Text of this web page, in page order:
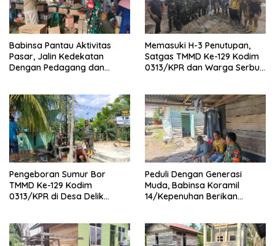
Babinsa Pantau Aktivitas
Pasar, Jalin Kedekatan
Dengan Pedagang dan
Memasuki H-3 Penutupan,
Satgas TMMD Ke-129 Kodim
0313/KPR dan Warga Serbu’
Pengeboran Sumur Bor
TMMD Ke-129 Kodim
0313/KPR di Desa Delik
Peduli Dengan Generasi
Muda, Babinsa Koramil
14/Kepenuhan Berikan